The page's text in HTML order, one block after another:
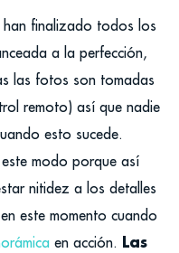
finalizado todos los
a la perfección,
las fotos son tomadas
remoto) así que nadie
esto sucede.
modo porque así
nitidez a los detalles
este momento cuando
en acción. Las